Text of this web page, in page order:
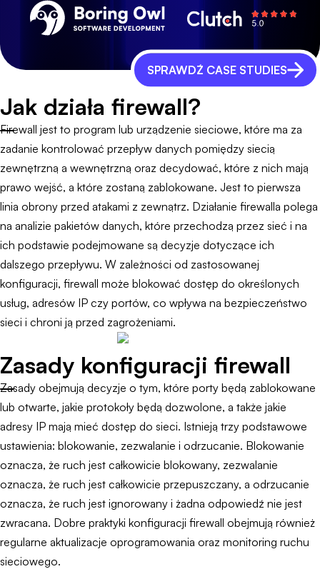
SPRAWDŹ CASE STUDIES
Jak działa firewall?
Firewall jest to program lub urządzenie sieciowe, które ma za
zadanie kontrolować przepływ danych pomiędzy siecią
zewnętrzną a wewnętrzną oraz decydować, które z nich mają
prawo wejść, a które zostaną zablokowane. Jest to pierwsza
linia obrony przed atakami z zewnątrz. Działanie firewalla polega
na analizie pakietów danych, które przechodzą przez sieć i na
ich podstawie podejmowane są decyzje dotyczące ich
dalszego przepływu. W zależności od zastosowanej
konfiguracji, firewall może blokować dostęp do określonych
usług, adresów IP czy portów, co wpływa na bezpieczeństwo
sieci i chroni ją przed zagrożeniami.
Zasady konfiguracji firewall
Zasady obejmują decyzje o tym, które porty będą zablokowane
lub otwarte, jakie protokoły będą dozwolone, a także jakie
adresy IP mają mieć dostęp do sieci. Istnieją trzy podstawowe
ustawienia: blokowanie, zezwalanie i odrzucanie. Blokowanie
oznacza, że ruch jest całkowicie blokowany, zezwalanie
oznacza, że ruch jest całkowicie przepuszczany, a odrzucanie
oznacza, że ruch jest ignorowany i żadna odpowiedź nie jest
zwracana. Dobre praktyki konfiguracji firewall obejmują również
regularne aktualizacje oprogramowania oraz monitoring ruchu
sieciowego.